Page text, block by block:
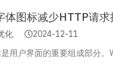
体图标减少HTTP请
化
2024-12-11
用户界面的重要组成部分